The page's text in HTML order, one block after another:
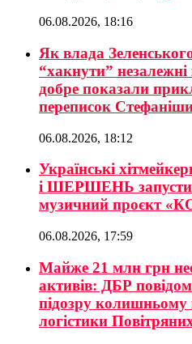
06.08.2026, 18:16
Як влада
“хакнути”
добре показали
переписок
06.08.2026, 18:12
Українські
і ШЕРШЕНЬ
музичний проєкт
06.08.2026, 17:59
Майже 21 млн грн
активів: ДБР
підозру колишньому
логістики